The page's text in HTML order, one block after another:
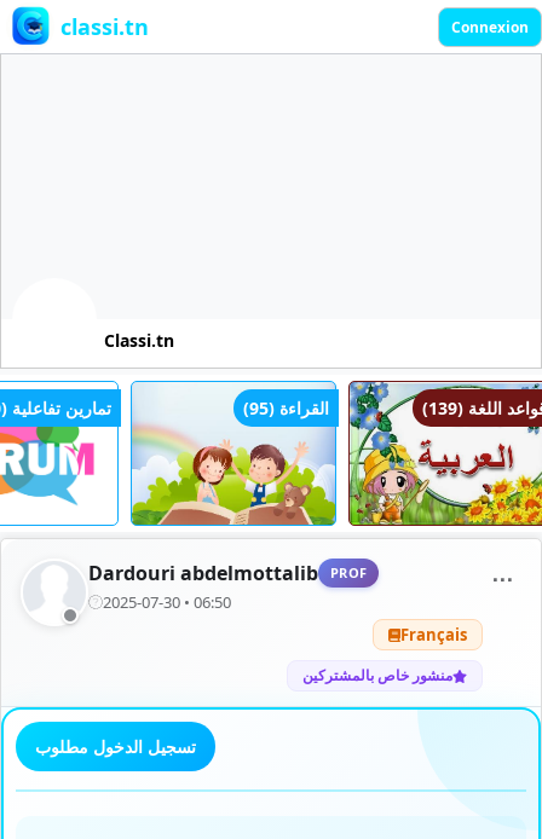
classi.tn Connexion
Classi.tn
تمارين تفاعلية القراءة (95) قواعد اللغة (139)
Dardouri abdelmottalib PROF
2025-07-30 • 06:50
Français
منشور خاص بالمشتركين
⋯
تسجيل الدخول مطلوب